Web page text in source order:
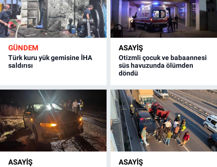
GÜNDEM
Türk kuru yük gemisine İHA
saldırısı
ASAYİŞ
Otizmli çocuk ve babaannesi
süs havuzunda ölümden
döndü
ASAYİŞ ASAYİŞ